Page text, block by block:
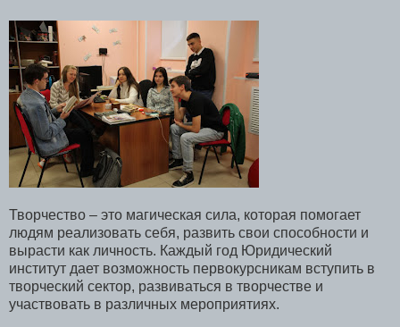
Творчество – это магическая сила, которая помогает
людям реализовать себя, развить свои способности и
вырасти как личность. Каждый год Юридический
институт дает возможность первокурсникам вступить в
творческий сектор, развиваться в творчестве и
участвовать в различных мероприятиях.